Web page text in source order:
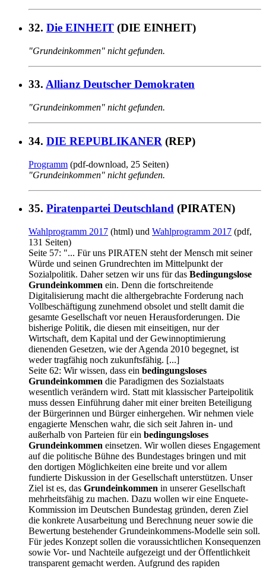
32. Die EINHEIT (DIE EINHEIT)
"Grundeinkommen" nicht gefunden.
33. Allianz Deutscher Demokraten
"Grundeinkommen" nicht gefunden.
34. DIE REPUBLIKANER (REP)
Programm (pdf-download, 25 Seiten)
"Grundeinkommen" nicht gefunden.
35. Piratenpartei Deutschland (PIRATEN)
Wahlprogramm 2017 (html) und Wahlprogramm 2017 (pdf,
131 Seiten)
Seite 57: "... Für uns PIRATEN steht der Mensch mit seiner
Würde und seinen Grundrechten im Mittelpunkt der
Sozialpolitik. Daher setzen wir uns für das Bedingungslose
Grundeinkommen ein. Denn die fortschreitende
Digitalisierung macht die althergebrachte Forderung nach
Vollbeschäftigung zunehmend obsolet und stellt damit die
gesamte Gesellschaft vor neuen Herausforderungen. Die
bisherige Politik, die diesen mit einseitigen, nur der
Wirtschaft, dem Kapital und der Gewinnoptimierung
dienenden Gesetzen, wie der Agenda 2010 begegnet, ist
weder tragfähig noch zukunftsfähig. [...]
Seite 62: Wir wissen, dass ein bedingungsloses
Grundeinkommen die Paradigmen des Sozialstaats
wesentlich verändern wird. Statt mit klassischer Parteipolitik
muss dessen Einführung daher mit einer breiten Beteiligung
der Bürgerinnen und Bürger einhergehen. Wir nehmen viele
engagierte Menschen wahr, die sich seit Jahren in- und
außerhalb von Parteien für ein bedingungsloses
Grundeinkommen einsetzen. Wir wollen dieses Engagement
auf die politische Bühne des Bundestages bringen und mit
den dortigen Möglichkeiten eine breite und vor allem
fundierte Diskussion in der Gesellschaft unterstützen. Unser
Ziel ist es, das Grundeinkommen in unserer Gesellschaft
mehrheitsfähig zu machen. Dazu wollen wir eine Enquete-
Kommission im Deutschen Bundestag gründen, deren Ziel
die konkrete Ausarbeitung und Berechnung neuer sowie die
Bewertung bestehender Grundeinkommens-Modelle sein soll.
Für jedes Konzept sollen die voraussichtlichen Konsequenzen
sowie Vor- und Nachteile aufgezeigt und der Öffentlichkeit
transparent gemacht werden. Aufgrund des rapiden